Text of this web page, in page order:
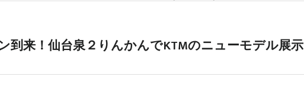
到来！仙台泉２りんかんでKTMのニューモデル展示